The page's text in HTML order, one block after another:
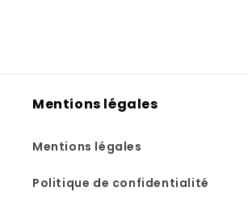
Mentions légales
Mentions légales
Politique de confidentialité